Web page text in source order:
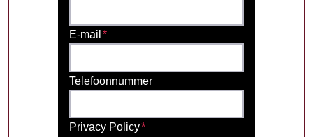
E-mail *
Telefoonnummer
Privacy Policy*